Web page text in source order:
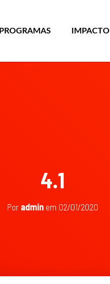
PROGRAMAS IMPACTO
4.1
Por admin em 02/01/2020